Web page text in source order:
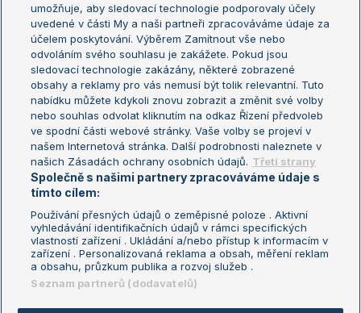
Sázkařský žebříček
Wimbledon
US Open
Turnaj mistrů
Turnaj mistryň
Aktualní trendy
Fotbalové přestupy
Livesport Daily
LS Prague Open
Podmínky užití
Nastavení soukromí
GDPR a žurnalistika
Reklama
Kontakt
Informace o zpracování osobních
údajů
umožňuje, aby sledovací technologie podporovaly účely
uvedené v části My a naši partneři zpracováváme údaje za
účelem poskytování. Výběrem Zamítnout vše nebo
odvoláním svého souhlasu je zakážete. Pokud jsou
sledovací technologie zakázány, některé zobrazené
obsahy a reklamy pro vás nemusí být tolik relevantní. Tuto
nabídku můžete kdykoli znovu zobrazit a změnit své volby
nebo souhlas odvolat kliknutím na odkaz Řízení předvoleb
ve spodní části webové stránky. Vaše volby se projeví v
našem Internetová stránka. Další podrobnosti naleznete v
našich Zásadách ochrany osobních údajů. Třetí strany
Společně s našimi partnery zpracováváme údaje s
tímto cílem:
Používání přesných údajů o zeměpisné poloze . Aktivní
vyhledávání identifikačních údajů v rámci specifických
vlastností zařízení . Ukládání a/nebo přístup k informacím v
zařízení . Personalizovaná reklama a obsah, měření reklam
a obsahu, průzkum publika a rozvoj služeb .
Seznam partnerů (dodavatelů)